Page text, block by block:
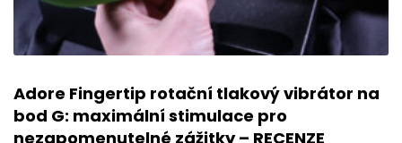
A jak to funguje?
Adore Fingertip rotační tlakový vibrátor na
bod G: maximální stimulace pro
nezapomenutelné zážitky – RECENZE